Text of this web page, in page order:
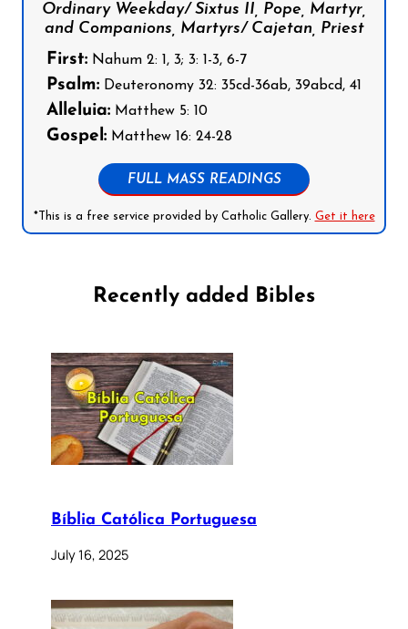
Ordinary Weekday/ Sixtus II, Pope, Martyr,
and Companions, Martyrs/ Cajetan, Priest
First: Nahum 2: 1, 3; 3: 1-3, 6-7
Psalm: Deuteronomy 32: 35cd-36ab, 39abcd, 41
Alleluia: Matthew 5: 10
Gospel: Matthew 16: 24-28
FULL MASS READINGS
*This is a free service provided by Catholic Gallery. Get it here
Recently added Bibles
Bíblia Católica Portuguesa
July 16, 2025